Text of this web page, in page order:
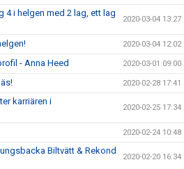
4 i helgen med 2 lag, ett lag
2020-03-04 13:27
2020-03-04 12:02
- Anna Heed 2020-03-01 09:00
2020-02-28 17:41
karriären i
2020-02-25 17:34
2020-02-24 10:48
Biltvätt & Rekond
2020-02-20 16:34